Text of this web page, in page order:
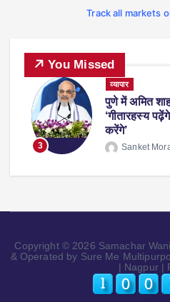
Track all markets
You Missed
3
व्यापार
पुणे में अमित
‘गीतारहस्य
करेंगे’
Sanket
Copyright © 2026 Samachar
& Operated by Sure Me
| Nagpur |